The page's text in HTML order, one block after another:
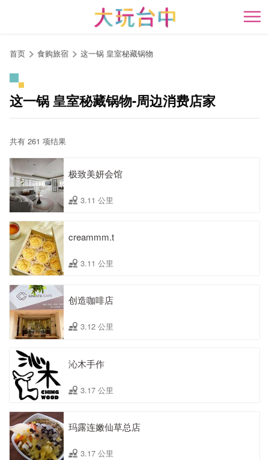
开
首页 食购旅宿 这一锅 皇室秘藏锅物
这一锅 皇室秘藏锅物-周边消费店家
共有 261 项结果
极致美妍会馆
3.11 公里
creammm.t
3.11 公里
创造咖啡店
3.12 公里
沁木手作
3.17 公里
玛露连嫩仙草总店
3.17 公里